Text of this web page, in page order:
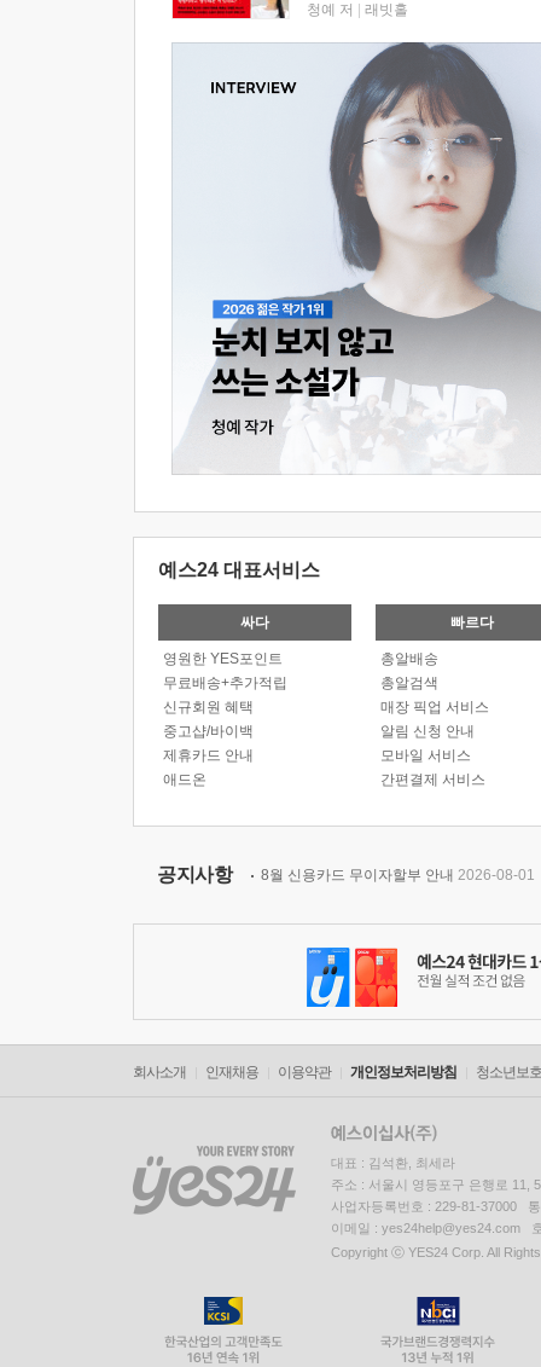
청예 저 래빗홀
예스24 대표서비스
싸다
영원한 YES포인트
무료배송+추가적립
신규회원 혜택
중고샵/바이백
제휴카드 안내
애드온
빠르다
총알배송
총알검색
매장 픽업 서비스
알림 신청 안내
모바일 서비스
간편결제 서비스
공지사항 8월 신용카드 무이자할부 안내 2026-08-01
회사소개 인재채용 이용약관 개인정보처리방침 청소년보
대표 : 김석환, 최세라
주소 : 서울시 영등포구 은행로 11,
사업자등록번호 : 229-81-37000
이메일 : yes24help@yes24.com
Copyright ⓒ YES24 Corp. All